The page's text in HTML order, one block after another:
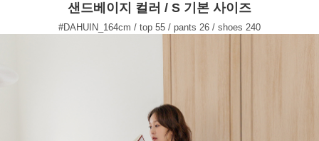
샌드베이지 컬러 / S 기본 사이즈
#DAHUIN_164cm / top 55 / pants 26 / shoes 240